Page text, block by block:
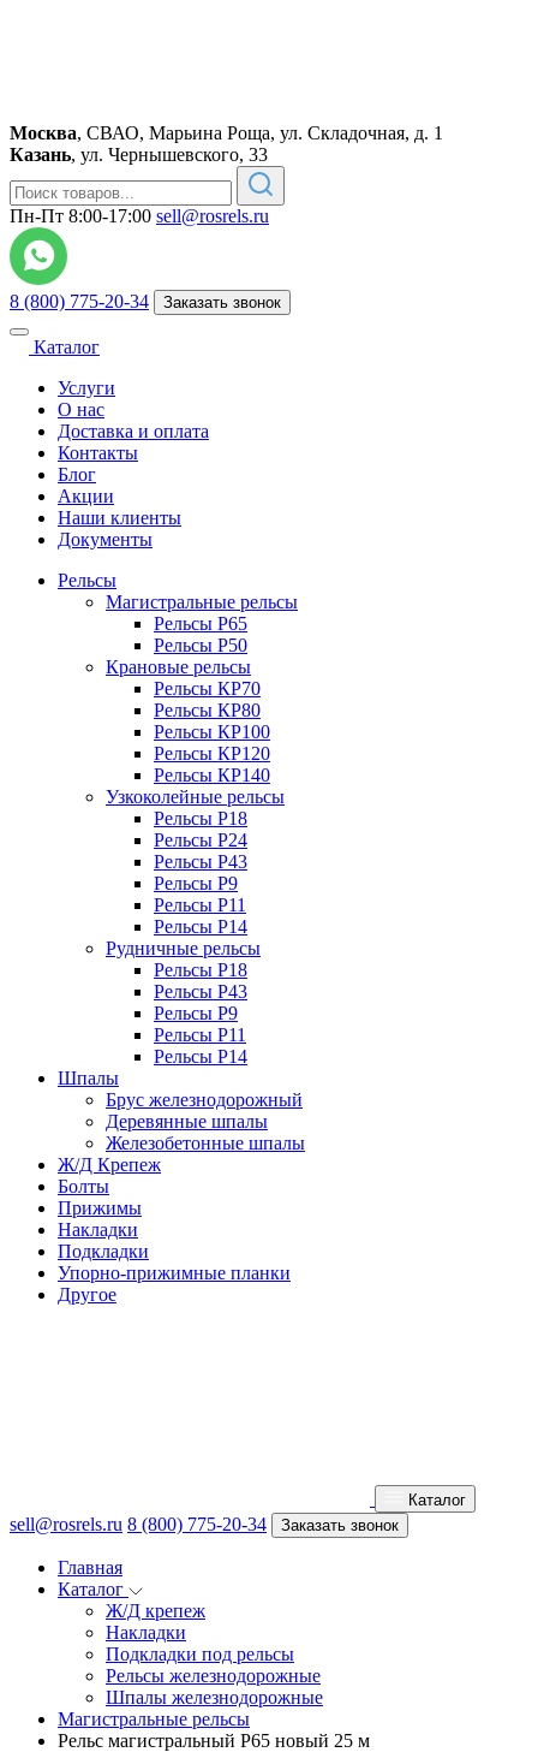
Москва, СВАО, Марьина Роща, ул. Складочная, д. 1
Казань, ул. Чернышевского, 33
Пн-Пт 8:00-17:00 sell@rosrels.ru
8 (800) 775-20-34 Заказать звонок
Каталог
Услуги
О нас
Доставка и оплата
Контакты
Блог
Акции
Наши клиенты
Документы
Рельсы
Магистральные рельсы
Рельсы Р65
Рельсы Р50
Крановые рельсы
Рельсы КР70
Рельсы КР80
Рельсы КР100
Рельсы КР120
Рельсы КР140
Узкоколейные рельсы
Рельсы Р18
Рельсы Р24
Рельсы Р43
Рельсы Р9
Рельсы Р11
Рельсы Р14
Рудничные рельсы
Рельсы Р18
Рельсы Р43
Рельсы Р9
Рельсы Р11
Рельсы Р14
Шпалы
Брус железнодорожный
Деревянные шпалы
Железобетонные шпалы
Ж/Д Крепеж
Болты
Прижимы
Накладки
Подкладки
Упорно-прижимные планки
Другое
Каталог
sell@rosrels.ru 8 (800) 775-20-34 Заказать звонок
Главная
Каталог
Ж/Д крепеж
Накладки
Подкладки под рельсы
Рельсы железнодорожные
Шпалы железнодорожные
Магистральные рельсы
Рельс магистральный Р65 новый 25 м